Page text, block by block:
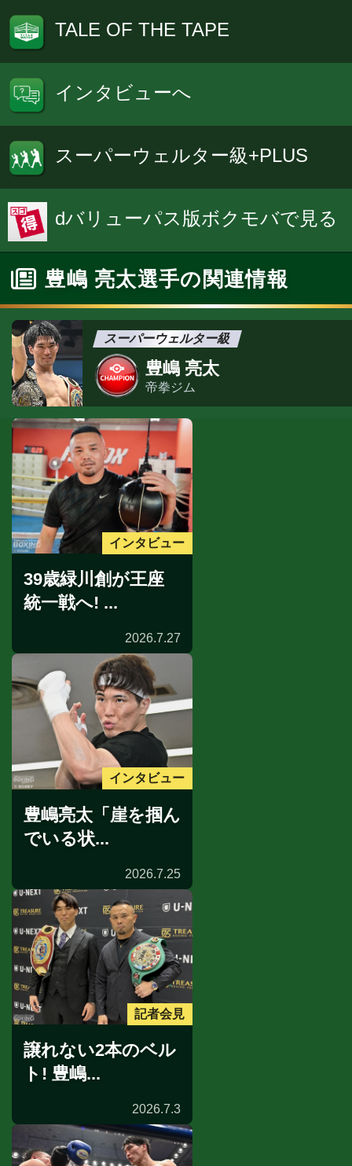
TALE OF THE TAPE
インタビューへ
スーパーウェルター級+PLUS
dバリューパス版ボクモバで見る
豊嶋 亮太選手の関連情報
スーパーウェルター級
豊嶋 亮太
帝拳ジム
インタビュー
39歳緑川創が王座
統一戦へ! ...
2026.7.27
インタビュー
豊嶋亮太「崖を掴ん
でいる状...
2026.7.25
記者会見
譲れない2本のベル
ト! 豊嶋...
2026.7.3